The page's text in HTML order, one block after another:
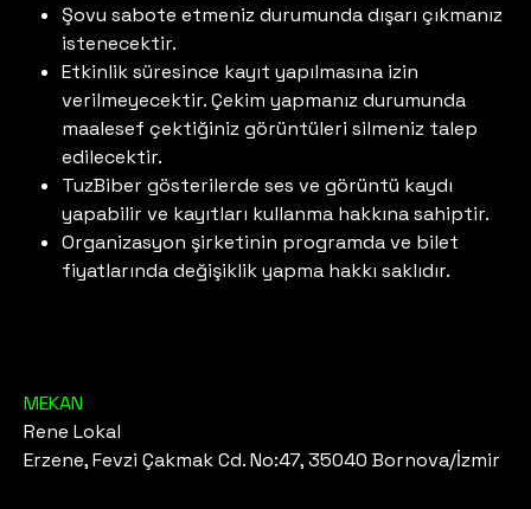
Şovu sabote etmeniz durumunda dışarı çıkmanız
istenecektir.
Etkinlik süresince kayıt yapılmasına izin
verilmeyecektir. Çekim yapmanız durumunda
maalesef çektiğiniz görüntüleri silmeniz talep
edilecektir.
TuzBiber gösterilerde ses ve görüntü kaydı
yapabilir ve kayıtları kullanma hakkına sahiptir.
Organizasyon şirketinin programda ve bilet
fiyatlarında değişiklik yapma hakkı saklıdır.
MEKAN
Rene Lokal
Erzene, Fevzi Çakmak Cd. No:47, 35040 Bornova/İzmir